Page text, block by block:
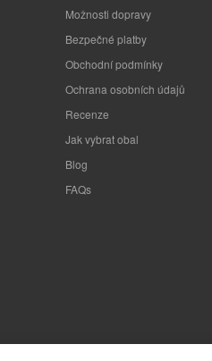
Možnosti dopravy
Bezpečné platby
Obchodní podmínky
Ochrana osobních údajů
Recenze
Jak vybrat obal
Blog
FAQs